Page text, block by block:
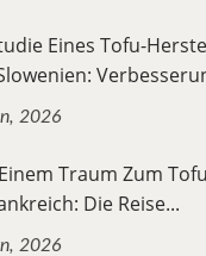
Eines Tofu-
2026
Traum Zum
Die Reise...
2026